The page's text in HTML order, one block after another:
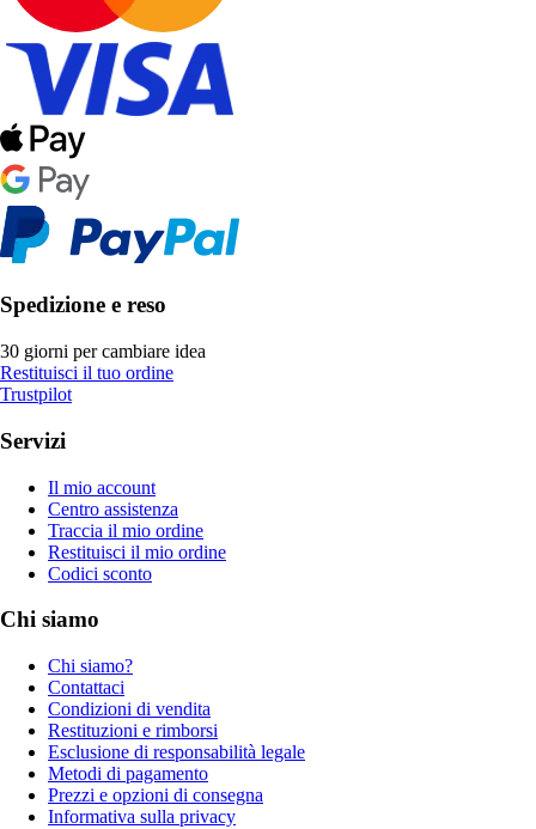
Spedizione e reso
30 giorni per cambiare idea
Restituisci il tuo ordine
Trustpilot
Servizi
Il mio account
Centro assistenza
Traccia il mio ordine
Restituisci il mio ordine
Codici sconto
Chi siamo
Chi siamo?
Contattaci
Condizioni di vendita
Restituzioni e rimborsi
Esclusione di responsabilità legale
Metodi di pagamento
Prezzi e opzioni di consegna
Informativa sulla privacy